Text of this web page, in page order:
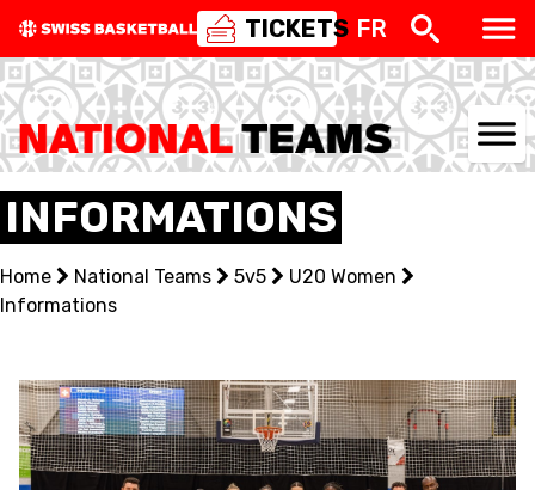
TICKETS FR
NATIONAL TEAMS
CENTRE NATIONAL
NATIONAL COMPETITIONS
3X3
YOUTH
INFORMATIONS
Home National Teams 5v5
U20 Women
Informations